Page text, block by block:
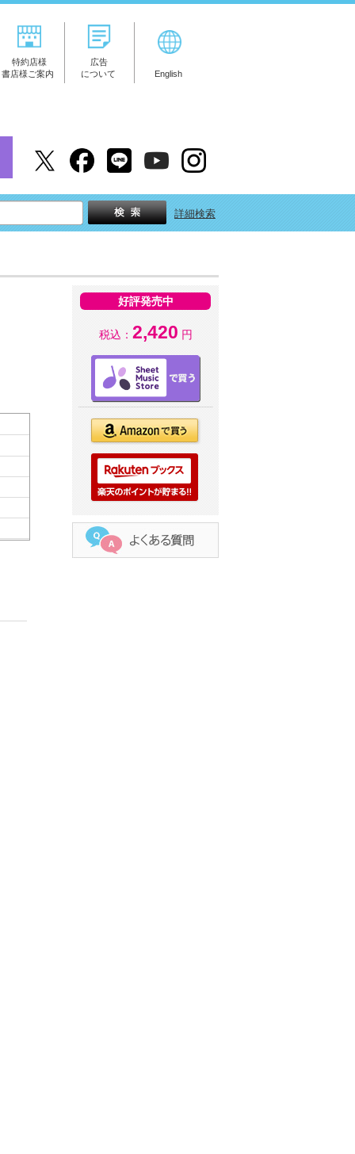
特約店様
書店様ご案内
広告
について
English
詳細検索
好評発売中
税込： 2,420 円